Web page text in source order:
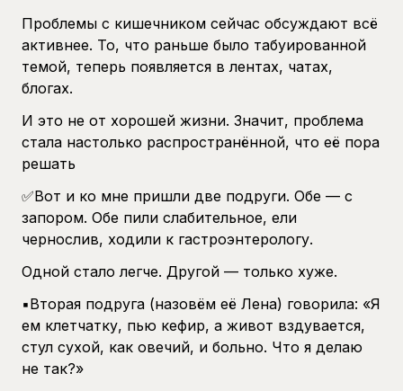
Проблемы с кишечником сейчас обсуждают всё
активнее. То, что раньше было табуированной
темой, теперь появляется в лентах, чатах,
блогах.
И это не от хорошей жизни. Значит, проблема
стала настолько распространённой, что её пора
решать
✅Вот и ко мне пришли две подруги. Обе — с
запором. Обе пили слабительное, ели
чернослив, ходили к гастроэнтерологу.
Одной стало легче. Другой — только хуже.
▪️Вторая подруга (назовём её Лена) говорила: «Я
ем клетчатку, пью кефир, а живот вздувается,
стул сухой, как овечий, и больно. Что я делаю
не так?»